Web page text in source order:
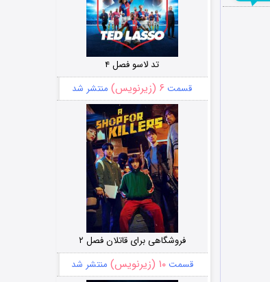
تد لاسو فصل ۴
قسمت ۶ (زیرنویس) منتشر شد
فروشگاهی برای قاتلان فصل ۲
قسمت۱۰ (زیرنویس) منتشر شد